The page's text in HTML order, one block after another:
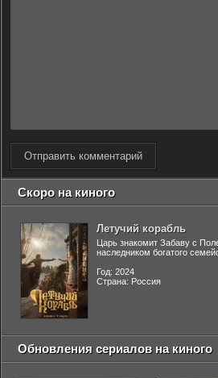
Отправить комментарий
Скоро на киного
Летучий корабль
Царь знакомит Забаву с
наследником богатого
Год: 2024
Страна: Россия
Обновления сериалов на киного